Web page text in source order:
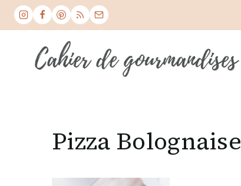
Skip
Pizza Bolognaise